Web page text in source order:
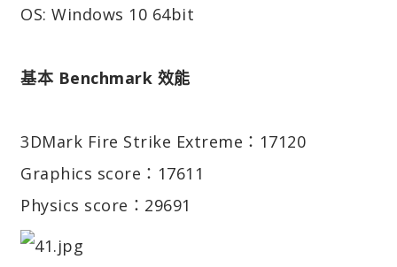
OS: Windows 10 64bit
基本 Benchmark 效能
3DMark Fire Strike Extreme：17120
Graphics score：17611
Physics score：29691